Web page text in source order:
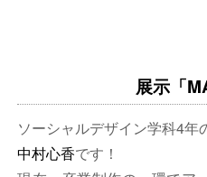
展示「
ソーシャルデザイン学科4年
中村心香です！